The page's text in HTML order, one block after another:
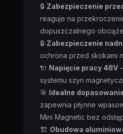
🔒 Zabezpieczenie
reaguje na
dopuszczalnego
🔒 Zabezpieczenie
ochrona przed skokami
🔌 Napięcie pracy 48V
systemu szyn
🎯 Idealne
zapewnia płynne
Mini Magnetic bez
🏗️ Obudowa